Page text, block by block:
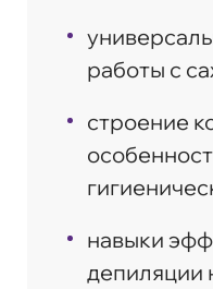
работы с
строение
навыки
депиляции